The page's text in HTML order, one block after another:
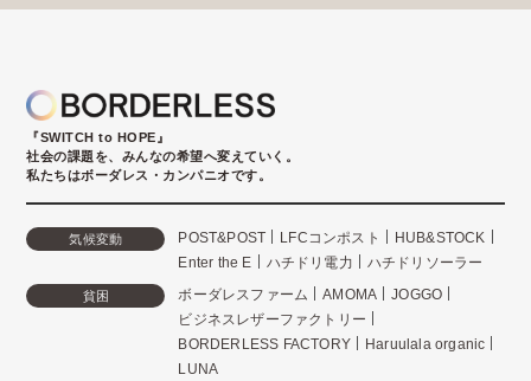
『SWITCH to HOPE』
社会の課題を、みんなの希望へ変えていく。
私たちはボーダレス・カンパニオです。
気候変動 POST&POST LFCコンポスト
HUB&STOCK
Enter the E
ハチドリ電力 ハチドリソーラー
貧困 ボーダレスファーム AMOMA
JOGGO
ビジネスレザーファクトリー
BORDERLESS FACTORY
Haruulala organic
LUNA